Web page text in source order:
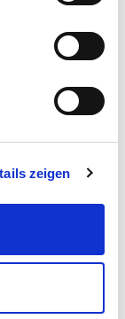
zeigen